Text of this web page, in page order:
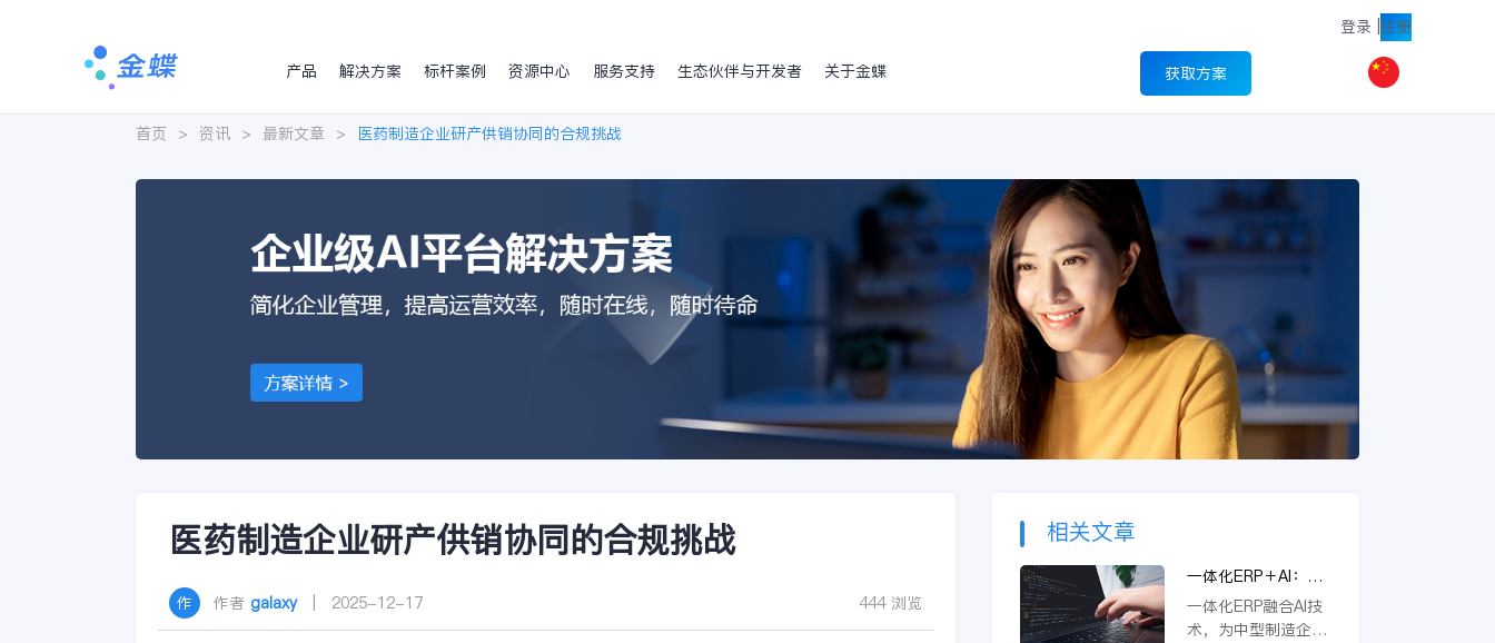
登录 注册
产品
解决方案 标杆案例 资源中心 服务支持 生态伙伴与开发者 关于金蝶 获取方案
首页 > 资讯 > 最新文章 > 医药制造企业研产供销协同的合规挑战
医药制造企业研产供销协同的合规挑战
作者 galaxy| 2025-12-17 444 浏览
相关文章
一体化ERP＋AI：中
型制造企业突破内卷
的新路径
一体化ERP融合AI技
术，为中型制造企业